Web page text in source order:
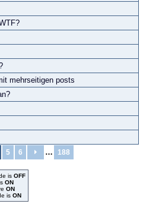
mehrseitigen posts
5 6 … 188
is OFF
ON
ON
is ON